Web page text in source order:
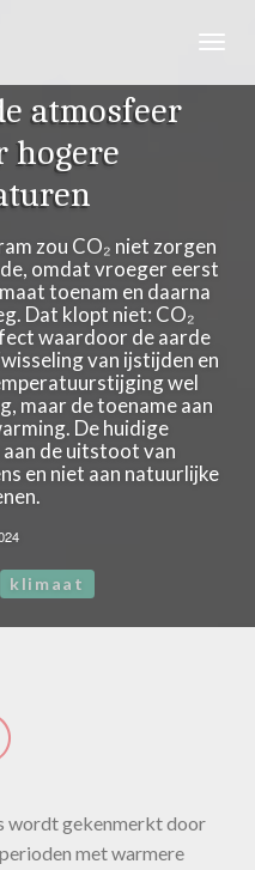
atmosfeer
hogere
zou CO₂ niet zorgen
omdat vroeger eerst
toenam en daarna
Dat klopt niet: CO₂
waardoor de aarde
van ijstijden en
wel
maar de toename aan
De huidige
de uitstoot van
en niet aan natuurlijke
klimaat
wordt gekenmerkt door
met warmere